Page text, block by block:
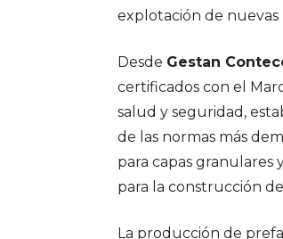
explotación de nuevas
Desde Gestan
certificados con el
salud y seguridad,
de las normas más
para capas granulares
para la construcción
La producción de